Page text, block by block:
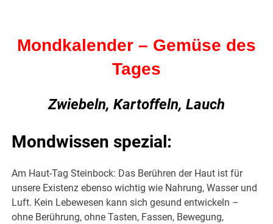
Mondkalender – Gemüse des
Tages
Zwiebeln, Kartoffeln, Lauch
Mondwissen spezial:
Am Haut-Tag Steinbock: Das Berühren der Haut ist für
unsere Existenz ebenso wichtig wie Nahrung, Wasser und
Luft. Kein Lebewesen kann sich gesund entwickeln –
ohne Berührung, ohne Tasten, Fassen, Bewegung,